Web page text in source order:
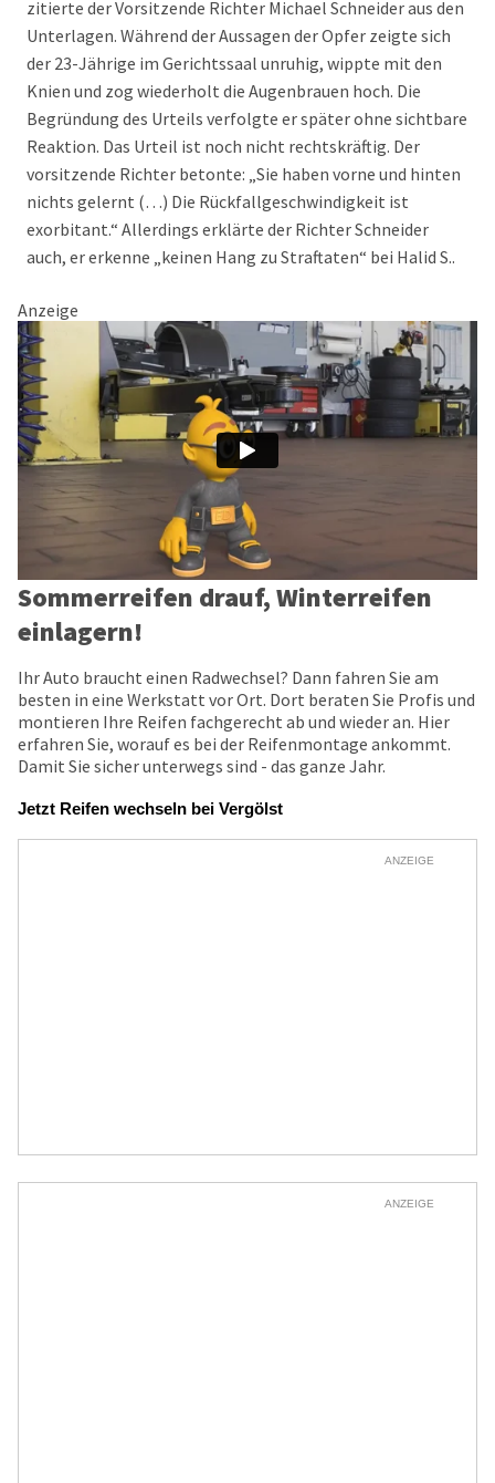
zitierte der Vorsitzende Richter Michael Schneider aus den
Unterlagen. Während der Aussagen der Opfer zeigte sich
der 23-Jährige im Gerichtssaal unruhig, wippte mit den
Knien und zog wiederholt die Augenbrauen hoch. Die
Begründung des Urteils verfolgte er später ohne sichtbare
Reaktion. Das Urteil ist noch nicht rechtskräftig. Der
vorsitzende Richter betonte: „Sie haben vorne und hinten
nichts gelernt (…) Die Rückfallgeschwindigkeit ist
exorbitant.“ Allerdings erklärte der Richter Schneider
auch, er erkenne „keinen Hang zu Straftaten“ bei Halid S..
Anzeige
Sommerreifen drauf, Winterreifen
einlagern!
Ihr Auto braucht einen Radwechsel? Dann fahren Sie am
besten in eine Werkstatt vor Ort. Dort beraten Sie Profis und
montieren Ihre Reifen fachgerecht ab und wieder an. Hier
erfahren Sie, worauf es bei der Reifenmontage ankommt.
Damit Sie sicher unterwegs sind - das ganze Jahr.
Jetzt Reifen wechseln bei Vergölst
ANZEIGE
ANZEIGE